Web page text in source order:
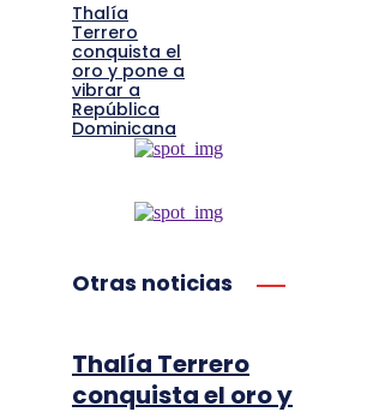
Thalía
Terrero
conquista el
oro y pone a
vibrar a
República
Dominicana
Otras noticias
Thalía Terrero
conquista el oro y